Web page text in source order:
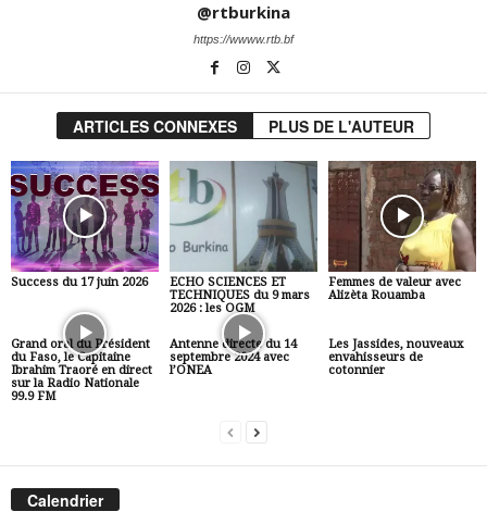
@rtburkina
https://wwww.rtb.bf
ARTICLES CONNEXES PLUS DE L'AUTEUR
Success du 17 juin 2026
ECHO SCIENCES ET
TECHNIQUES du 9 mars
2026 : les OGM
Femmes de valeur avec
Alizèta Rouamba
Grand oral du Président
du Faso, le Capitaine
Ibrahim Traoré en direct
sur la Radio Nationale
99.9 FM
Antenne directe du 14
septembre 2024 avec
l’ONEA
Les Jassides, nouveaux
envahisseurs de
cotonnier
Calendrier